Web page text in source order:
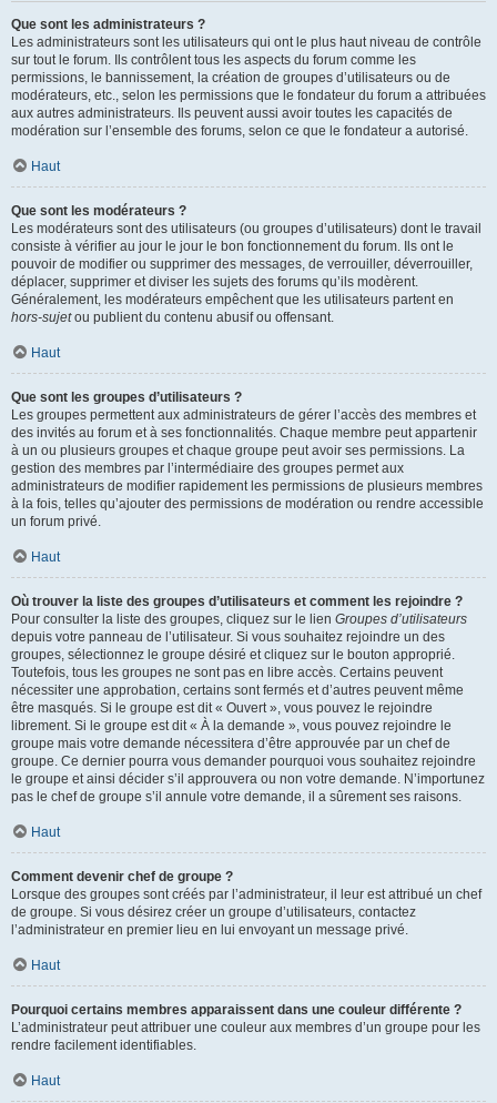
Que sont les administrateurs ?
Les administrateurs sont les utilisateurs qui ont le plus haut niveau de contrôle
sur tout le forum. Ils contrôlent tous les aspects du forum comme les
permissions, le bannissement, la création de groupes d’utilisateurs ou de
modérateurs, etc., selon les permissions que le fondateur du forum a attribuées
aux autres administrateurs. Ils peuvent aussi avoir toutes les capacités de
modération sur l’ensemble des forums, selon ce que le fondateur a autorisé.
Haut
Que sont les modérateurs ?
Les modérateurs sont des utilisateurs (ou groupes d’utilisateurs) dont le travail
consiste à vérifier au jour le jour le bon fonctionnement du forum. Ils ont le
pouvoir de modifier ou supprimer des messages, de verrouiller, déverrouiller,
déplacer, supprimer et diviser les sujets des forums qu’ils modèrent.
Généralement, les modérateurs empêchent que les utilisateurs partent en
hors-sujetou publient du contenu abusif ou offensant.
Haut
Que sont les groupes d’utilisateurs ?
Les groupes permettent aux administrateurs de gérer l’accès des membres et
des invités au forum et à ses fonctionnalités. Chaque membre peut appartenir
à un ou plusieurs groupes et chaque groupe peut avoir ses permissions. La
gestion des membres par l’intermédiaire des groupes permet aux
administrateurs de modifier rapidement les permissions de plusieurs membres
à la fois, telles qu’ajouter des permissions de modération ou rendre accessible
un forum privé.
Haut
Où trouver la liste des groupes d’utilisateurs et comment les rejoindre ?
Pour consulter la liste des groupes, cliquez sur le lien Groupes d’utilisateurs
depuis votre panneau de l’utilisateur. Si vous souhaitez rejoindre un des
groupes, sélectionnez le groupe désiré et cliquez sur le bouton approprié.
Toutefois, tous les groupes ne sont pas en libre accès. Certains peuvent
nécessiter une approbation, certains sont fermés et d’autres peuvent même
être masqués. Si le groupe est dit « Ouvert », vous pouvez le rejoindre
librement. Si le groupe est dit « À la demande », vous pouvez rejoindre le
groupe mais votre demande nécessitera d’être approuvée par un chef de
groupe. Ce dernier pourra vous demander pourquoi vous souhaitez rejoindre
le groupe et ainsi décider s’il approuvera ou non votre demande. N’importunez
pas le chef de groupe s’il annule votre demande, il a sûrement ses raisons.
Haut
Comment devenir chef de groupe ?
Lorsque des groupes sont créés par l’administrateur, il leur est attribué un chef
de groupe. Si vous désirez créer un groupe d’utilisateurs, contactez
l’administrateur en premier lieu en lui envoyant un message privé.
Haut
Pourquoi certains membres apparaissent dans une couleur différente ?
L’administrateur peut attribuer une couleur aux membres d’un groupe pour les
rendre facilement identifiables.
Haut